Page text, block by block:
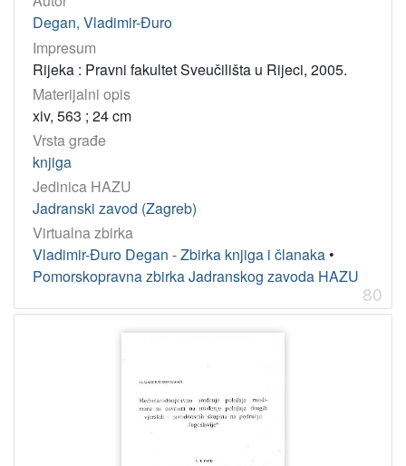
Degan, Vladimir-Đuro
Impresum
Rijeka : Pravni fakultet Sveučilišta u Rijeci, 2005.
Materijalni opis
xiv, 563 ; 24 cm
Vrsta građe
knjiga
Jedinica HAZU
Jadranski zavod (Zagreb)
Virtualna zbirka
Vladimir-Đuro Degan - Zbirka knjiga i članaka •
Pomorskopravna zbirka Jadranskog zavoda HAZU
80